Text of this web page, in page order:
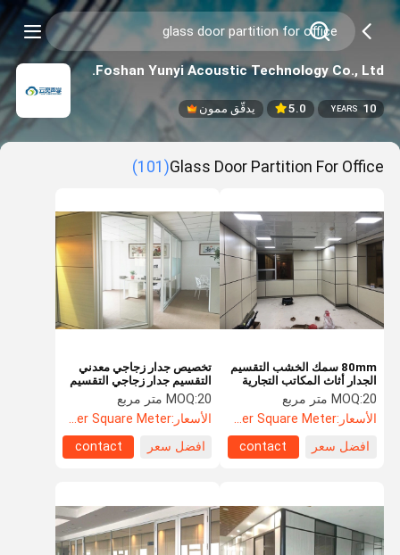
Foshan Yunyi Acoustic Technology Co., Ltd.
10
YEARS
5.0 يدقّق ممون
Glass Door Partition For Office
(101)
تخصيص جدار زجاجي معدني
التقسيم جدار زجاجي التقسيم
الفرنسي
MOQ:20 متر مربع
الأسعار:US$52.60 Per Square Meter
افضل سعر
contact
80mm سمك الخشب التقسيم
الجدار أثاث المكاتب التجارية
MOQ:20 متر مربع
الأسعار:US$52.60 Per Square Meter
افضل سعر
contact